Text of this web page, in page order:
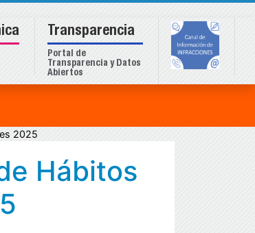
Transparencia
Portal de
Transparencia y Datos
Abiertos
2025
Hábitos